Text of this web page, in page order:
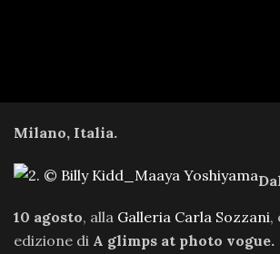
Milano, Italia.
10 agosto, alla Galleria Carla Sozzani,
edizione di A glimps at photo vogue.